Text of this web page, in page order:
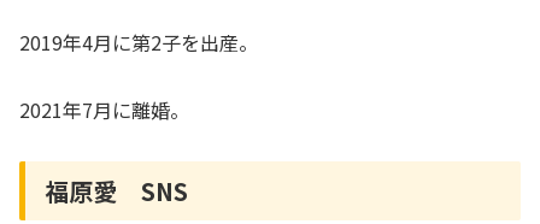
2019年4月に第2子を出産。
2021年7月に離婚。
福原愛 SNS